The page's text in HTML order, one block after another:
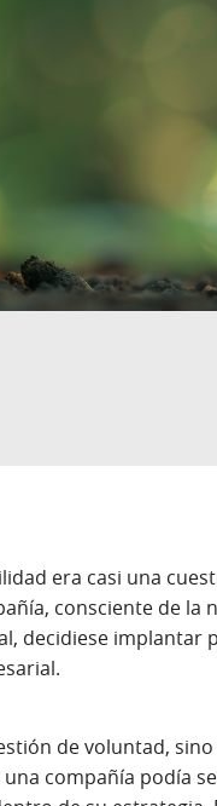
era casi una
consciente de la
decidiese implantar
de voluntad,
compañía podía